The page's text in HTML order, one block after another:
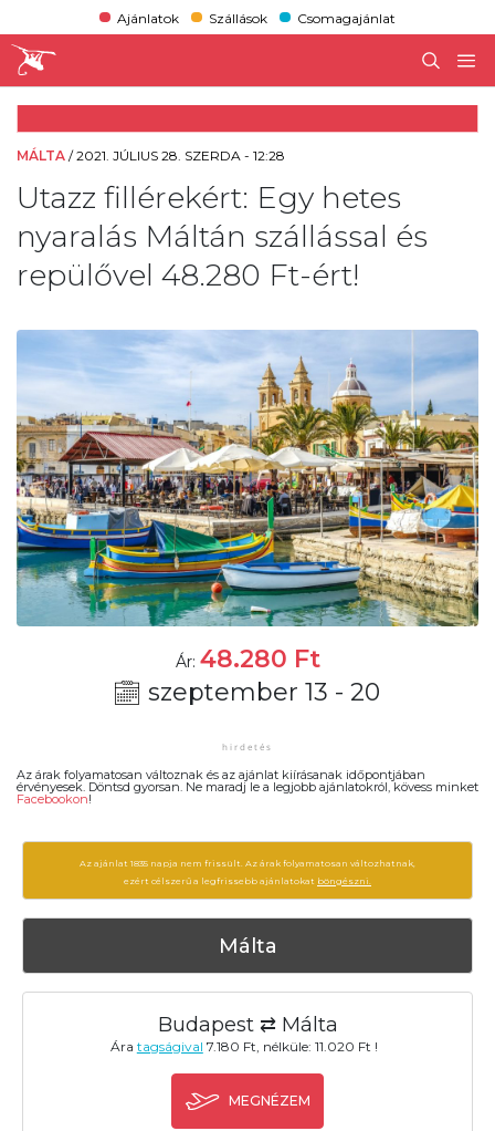
Ajánlatok Szállások Csomagajánlat
MÁLTA /2021. JÚLIUS 28. SZERDA - 12:28
Utazz fillérekért: Egy hetes
nyaralás Máltán szállással és
repülővel 48.280 Ft-ért!
Ár: 48.280 Ft
szeptember 13 - 20
Az árak folyamatosan változnak és az ajánlat kiírásanak időpontjában
érvényesek. Döntsd gyorsan. Ne maradj le a legjobb ajánlatokról, kövess minket
Facebookon!
Az ajánlat 1835 napja nem frissült. Az árak folyamatosan változhatnak,
ezért célszerű a legfrissebb ajánlatokat böngészni.
Málta
Budapest ⇄ Málta
Ára tagságival 7.180 Ft, nélküle: 11.020 Ft !
MEGNÉZEM